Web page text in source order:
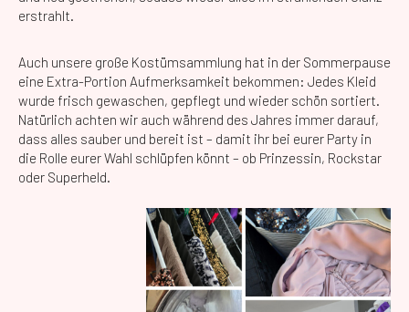
erstrahlt.
Auch unsere große Kostümsammlung hat in der Sommerpause
eine Extra-Portion Aufmerksamkeit bekommen: Jedes Kleid
wurde frisch gewaschen, gepflegt und wieder schön sortiert.
Natürlich achten wir auch während des Jahres immer darauf,
dass alles sauber und bereit ist – damit ihr bei eurer Party in
die Rolle eurer Wahl schlüpfen könnt – ob Prinzessin, Rockstar
oder Superheld.